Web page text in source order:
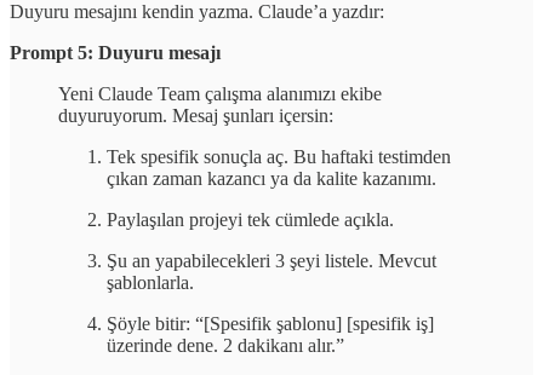
Duyuru mesajını kendin yazma. Claude’a yazdır:
Prompt 5: Duyuru mesajı
Yeni Claude Team çalışma alanımızı ekibe
duyuruyorum. Mesaj şunları içersin:
Tek spesifik sonuçla aç. Bu haftaki testimden
çıkan zaman kazancı ya da kalite kazanımı.
Paylaşılan projeyi tek cümlede açıkla.
Şu an yapabilecekleri 3 şeyi listele. Mevcut
şablonlarla.
Şöyle bitir: “[Spesifik şablonu] [spesifik iş]
üzerinde dene. 2 dakikanı alır.”